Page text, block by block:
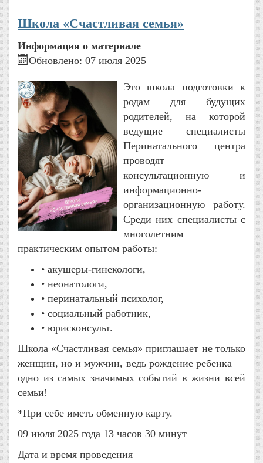
Школа «Счастливая семья»
Информация о материале
Обновлено: 07 июля 2025
Это школа подготовки к
родам для будущих
родителей, на которой
ведущие специалисты
Перинатального центра
проводят
консультационную и
информационно-
организационную работу.
Среди них специалисты с
многолетним
практическим опытом работы:
• акушеры-гинекологи,
• неонатологи,
• перинатальный психолог,
• социальный работник,
• юрисконсульт.
Школа «Счастливая семья» приглашает не только
женщин, но и мужчин, ведь рождение ребенка —
одно из самых значимых событий в жизни всей
семьи!
*При себе иметь обменную карту.
09 июля 2025 года 13 часов 30 минут
Дата и время проведения